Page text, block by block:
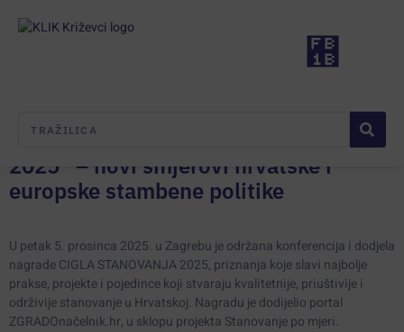
KLIK na konferenciji “Cigla stanovanja
2025” – novi smjerovi hrvatske i
europske stambene politike
U petak 5. prosinca 2025. u Zagrebu je održana konferencija i dodjela
nagrade CIGLA STANOVANJA 2025, priznanja koje slavi najbolje
prakse, projekte i pojedince koji stvaraju kvalitetnije, priuštivije i
održivije stanovanje u Hrvatskoj. Nagradu je dodijelio portal
ZGRADOnačelnik.hr, u sklopu projekta Stanovanje po mjeri.